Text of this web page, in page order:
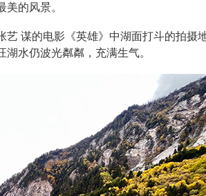
的风景。
谋的电影《英雄》中湖面打斗的拍摄
水仍波光粼粼，充满生气。